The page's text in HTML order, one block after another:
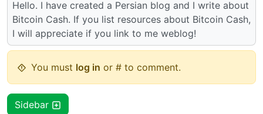
Hello. I have created a Persian blog and I write about
Bitcoin Cash. If you list resources about Bitcoin Cash,
I will appreciate if you link to me weblog!
You must log in or # to comment.
Sidebar